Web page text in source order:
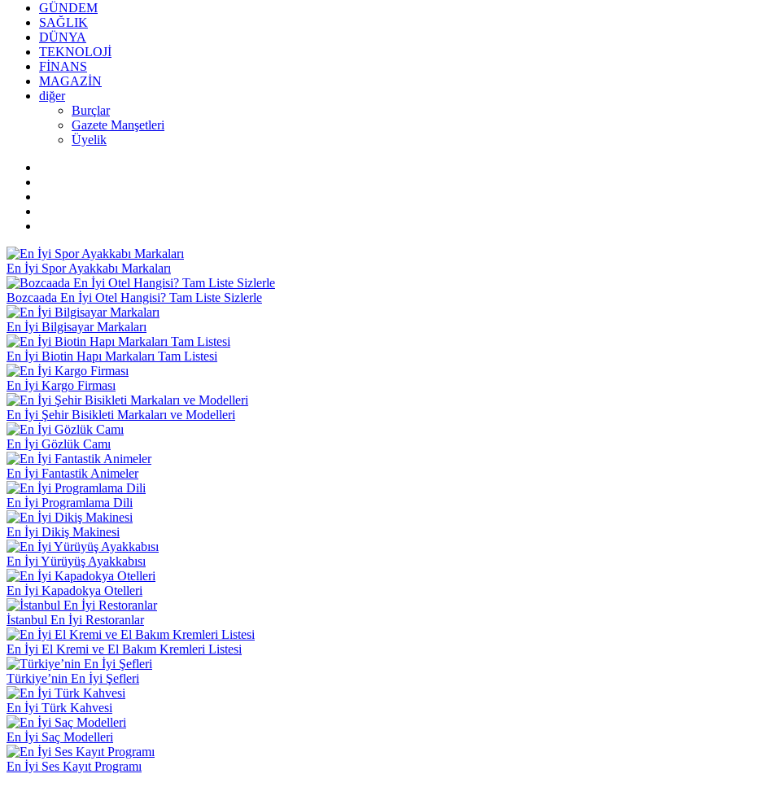
GÜNDEM
SAĞLIK
DÜNYA
TEKNOLOJİ
FİNANS
MAGAZİN
diğer
Burçlar
Gazete Manşetleri
Üyelik
En İyi Spor Ayakkabı Markaları
Bozcaada En İyi Otel Hangisi? Tam Liste Sizlerle
En İyi Bilgisayar Markaları
En İyi Biotin Hapı Markaları Tam Listesi
En İyi Kargo Firması
En İyi Şehir Bisikleti Markaları ve Modelleri
En İyi Gözlük Camı
En İyi Fantastik Animeler
En İyi Programlama Dili
En İyi Dikiş Makinesi
En İyi Yürüyüş Ayakkabısı
En İyi Kapadokya Otelleri
İstanbul En İyi Restoranlar
En İyi El Kremi ve El Bakım Kremleri Listesi
Türkiye’nin En İyi Şefleri
En İyi Türk Kahvesi
En İyi Saç Modelleri
En İyi Ses Kayıt Programı